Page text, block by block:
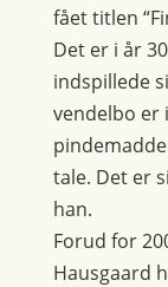
fået titlen
Det er i år
indspillede
vendelbo er
tale. Det er
han.
Forud for
Hausgaard